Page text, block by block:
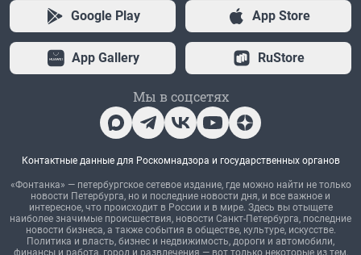
Google Play App Store
App Gallery RuStore
Мы в соцсетях
Контактные данные для Роскомнадзора и государственных органов
«Фонтанка» — петербургское сетевое издание, где можно найти не только
новости Петербурга, но и последние новости дня, и все важное и
интересное, что происходит в России и в мире. Здесь вы отыщете
наиболее значимые происшествия, новости Санкт-Петербурга, последние
новости бизнеса, а также события в обществе, культуре, искусстве.
Политика и власть, бизнес и недвижимость, дороги и автомобили,
финансы и работа, город и развлечения — вот только некоторые из тем,